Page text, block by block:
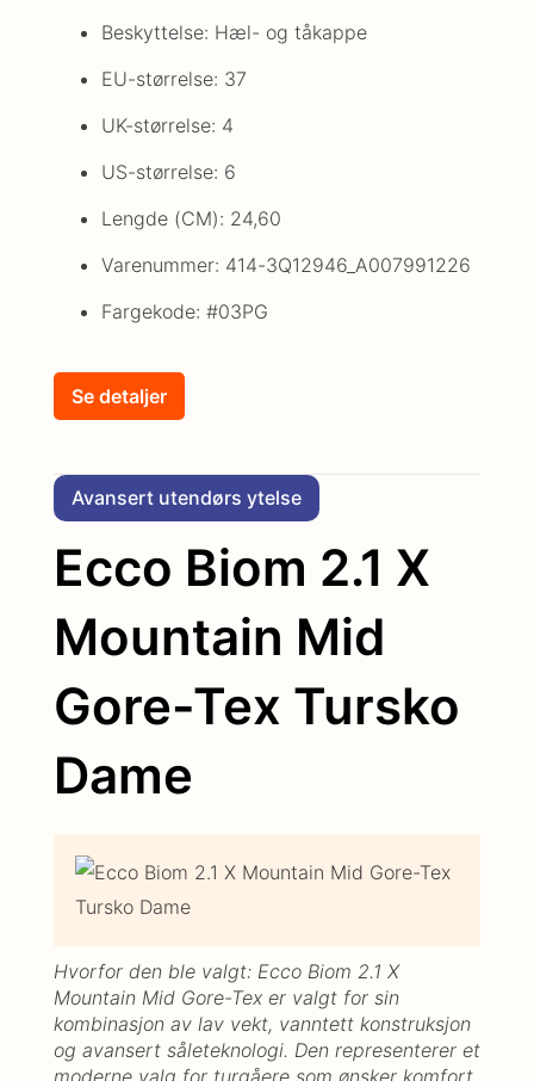
Beskyttelse: Hæl- og tåkappe
EU-størrelse: 37
UK-størrelse: 4
US-størrelse: 6
Lengde (CM): 24,60
Varenummer: 414-3Q12946_A007991226
Fargekode: #03PG
Se detaljer
Avansert utendørs ytelse
Ecco Biom 2.1 X
Mountain Mid
Gore-Tex Tursko
Dame
Hvorfor den ble valgt: Ecco Biom 2.1 X
Mountain Mid Gore-Tex er valgt for sin
kombinasjon av lav vekt, vanntett konstruksjon
og avansert såleteknologi. Den representerer et